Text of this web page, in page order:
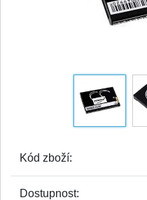
Kód zboží:
Dostupnost: